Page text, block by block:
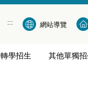
::: 網站導覽
轉學招生 其他單獨